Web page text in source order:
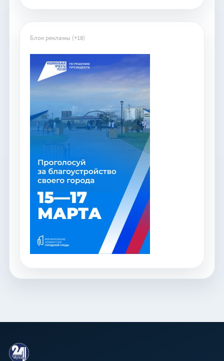
Блок рекламы (+18)